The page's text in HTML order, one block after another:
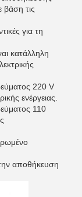
τις
για τη
κατάλληλη
220 V
ενέργειας.
110
αποθήκευση